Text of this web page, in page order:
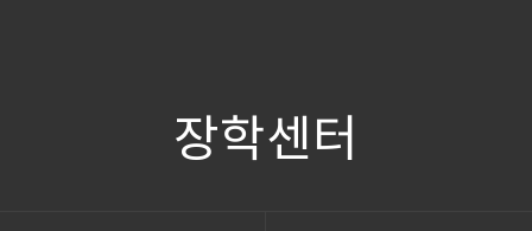
장학센터